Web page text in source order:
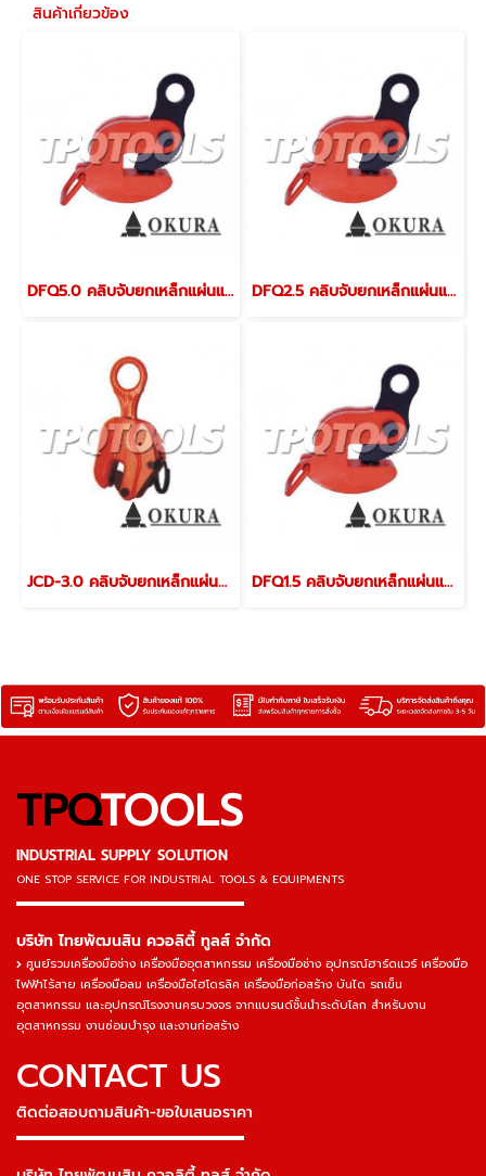
สินค้าเกี่ยวข้อง
DFQ5.0 คลิบจับยกเหล็กแผ่นแนวนอน 5000 กก. จับได้หนา 0-40 มม. OKURA DFQ2.5 คลิบจับยกเหล็กแผ่นแนวนอน 2500 กก. จับได้หนา 0-30 มม. OKURA
JCD-3.0 คลิบจับยกเหล็กแผ่นแนวตรง 3200 กก. จับได้หนา 0-35 มม. OKURA DFQ1.5 คลิบจับยกเหล็กแผ่นแนวนอน 1500 กก. จับได้หนา 0-20 มม. OKURA
TPQTOOLS
INDUSTRIAL SUPPLY SOLUTION
ONE STOP SERVICE FOR INDUSTRIAL TOOLS & EQUIPMENTS
▬▬▬▬▬▬▬▬▬▬▬▬▬▬▬
บริษัท ไทยพัฒนสิน ควอลิตี้ ทูลส์ จำกัด
ศูนย์รวมเครื่องมือช่าง เครื่องมืออุตสาหกรรม เครื่องมือช่าง อุปกรณ์ฮาร์ดแวร์ เครื่องมือ
ไฟฟ้าไร้สาย เครื่องมือลม เครื่องมือไฮโดรลิค เครื่องมือก่อสร้าง บันได รถเข็น
อุตสาหกรรม และอุปกรณ์โรงงานครบวงจร จากแบรนด์ชั้นนำระดับโลก สำหรับงาน
อุตสาหกรรม งานซ่อมบำรุง และงานก่อสร้าง
CONTACT US
ติดต่อสอบถามสินค้า-ขอใบเสนอราคา
▬▬▬▬▬▬▬▬▬▬▬▬▬▬▬